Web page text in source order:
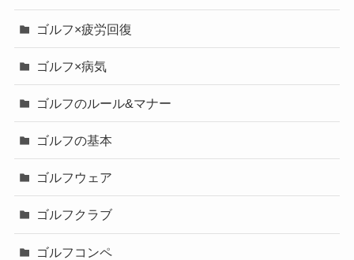
ゴルフ×疲労回復
ゴルフ×病気
ゴルフのルール&マナー
ゴルフの基本
ゴルフウェア
ゴルフクラブ
ゴルフコンペ